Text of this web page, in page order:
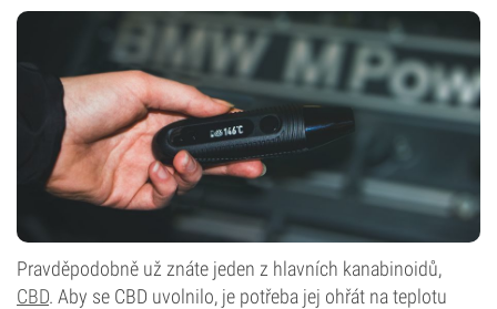
Pravděpodobně už znáte jeden z hlavních kanabinoidů,
CBD. Aby se CBD uvolnilo, je potřeba jej ohřát na teplotu